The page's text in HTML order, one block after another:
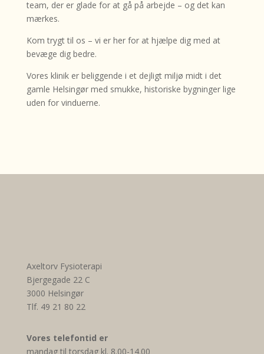
team, der er glade for at gå på arbejde – og det kan
mærkes.
Kom trygt til os – vi er her for at hjælpe dig med at
bevæge dig bedre.
Vores klinik er beliggende i et dejligt miljø midt i det
gamle Helsingør med smukke, historiske bygninger lige
uden for vinduerne.
Axeltorv Fysioterapi
Bjergegade 22 C
3000 Helsingør
Tlf. 49 21 80 22
Vores telefontid er
mandag til torsdag kl. 8.00-14.00